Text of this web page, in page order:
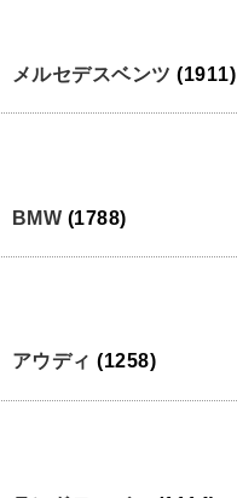
メルセデスベンツ(1911)
BMW (1788)
アウディ(1258)